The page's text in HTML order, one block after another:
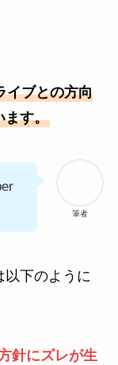
イブとの方向
ます。
筆者
以下のように
針にズレが生